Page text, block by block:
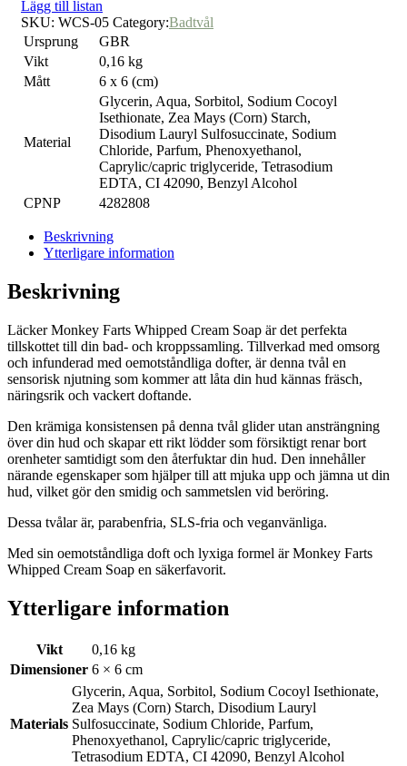
Lägg till listan
SKU: WCS-05 Category:Badtvål
Ursprung
GBR
Vikt
0,16 kg
Mått
6 x 6 (cm)
Material
Glycerin, Aqua, Sorbitol, Sodium Cocoyl
Isethionate, Zea Mays (Corn) Starch,
Disodium Lauryl Sulfosuccinate, Sodium
Chloride, Parfum, Phenoxyethanol,
Caprylic/capric triglyceride, Tetrasodium
EDTA, CI 42090, Benzyl Alcohol
CPNP
4282808
Beskrivning
Ytterligare information
Beskrivning
Läcker Monkey Farts Whipped Cream Soap är det perfekta
tillskottet till din bad- och kroppssamling. Tillverkad med omsorg
och infunderad med oemotståndliga dofter, är denna tvål en
sensorisk njutning som kommer att låta din hud kännas fräsch,
näringsrik och vackert doftande.
Den krämiga konsistensen på denna tvål glider utan ansträngning
över din hud och skapar ett rikt lödder som försiktigt renar bort
orenheter samtidigt som den återfuktar din hud. Den innehåller
närande egenskaper som hjälper till att mjuka upp och jämna ut din
hud, vilket gör den smidig och sammetslen vid beröring.
Dessa tvålar är, parabenfria, SLS-fria och veganvänliga.
Med sin oemotståndliga doft och lyxiga formel är Monkey Farts
Whipped Cream Soap en säkerfavorit.
Ytterligare information
Vikt
0,16 kg
Dimensioner 6 × 6 cm
Materials
Glycerin, Aqua, Sorbitol, Sodium Cocoyl Isethionate,
Zea Mays (Corn) Starch, Disodium Lauryl
Sulfosuccinate, Sodium Chloride, Parfum,
Phenoxyethanol, Caprylic/capric triglyceride,
Tetrasodium EDTA, CI 42090, Benzyl Alcohol